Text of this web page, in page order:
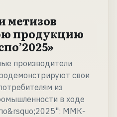
метизов
продукцию
производители
свои
из
в ходе
ММК-